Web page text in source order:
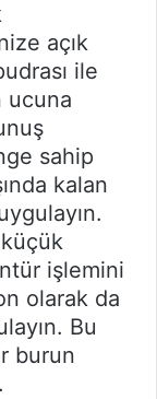
açık
ile
ucuna
sahip
kalan
işlemini
olarak da
Bu
burun